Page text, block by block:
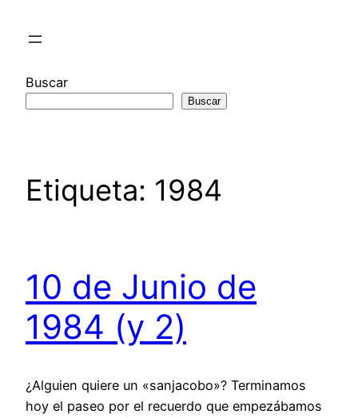
Buscar
Buscar
Etiqueta: 1984
10 de Junio de
1984 (y 2)
¿Alguien quiere un «sanjacobo»? Terminamos
hoy el paseo por el recuerdo que empezábamos